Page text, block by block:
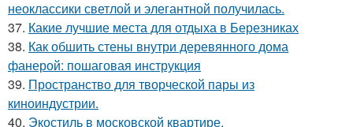
неоклассики светлой и элегантной получилась.
37. Какие лучшие места для отдыха в Березниках
38. Как обшить стены внутри деревянного дома
фанерой: пошаговая инструкция
39. Пространство для творческой пары из
киноиндустрии.
40. Экостиль в московской квартире.